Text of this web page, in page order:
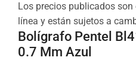
Los precios publicados
línea y están sujetos a
Bolígrafo Pentel
0.7 Mm Azul